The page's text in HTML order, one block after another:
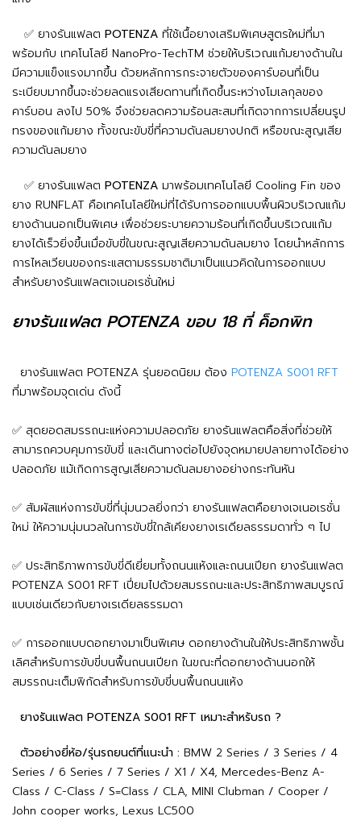
✅ ยางรันแฟลต POTENZA ที่ใช้เนื้อยางเสริมพิเศษสูตรใหม่ที่มา
พร้อมกับ เทคโนโลยี NanoPro-TechTM ช่วยให้บริเวณแก้มยางด้านใน
มีความแข็งแรงมากขึ้น ด้วยหลักการกระจายตัวของคาร์บอนที่เป็น
ระเบียบมากขึ้นจะช่วยลดแรงเสียดทานที่เกิดขึ้นระหว่างโมเลกุลของ
คาร์บอน ลงไป 50% จึงช่วยลดความร้อนสะสมที่เกิดจากการเปลี่ยนรูป
ทรงของแก้มยาง ทั้งขณะขับขี่ที่ความดันลมยางปกติ หรือขณะสูญเสีย
ความดันลมยาง
✅ ยางรันแฟลต POTENZA มาพร้อมเทคโนโลยี Cooling Fin ของ
ยาง RUNFLAT คือเทคโนโลยีใหม่ที่ได้รับการออกแบบพื้นผิวบริเวณแก้ม
ยางด้านนอกเป็นพิเศษ เพื่อช่วยระบายความร้อนที่เกิดขึ้นบริเวณแก้ม
ยางได้เร็วยิ่งขึ้นเมื่อขับขี่ในขณะสูญเสียความดันลมยาง โดยนำหลักการ
การไหลเวียนของกระแสตามธรรมชาติมาเป็นแนวคิดในการออกแบบ
สำหรับยางรันแฟลตเจเนอเรชั่นใหม่
ยางรันแฟลต POTENZA ขอบ 18 ที่ ค็อกพิท
ยางรันแฟลต POTENZA รุ่นยอดนิยม ต้อง POTENZA S001 RFT
ที่มาพร้อมจุดเด่น ดังนี้
✅ สุดยอดสมรรถนะแห่งความปลอดภัย ยางรันแฟลตคือสิ่งที่ช่วยให้
สามารถควบคุมการขับขี่ และเดินทางต่อไปยังจุดหมายปลายทางได้อย่าง
ปลอดภัย แม้เกิดการสูญเสียความดันลมยางอย่างกระทันหัน
✅ สัมผัสแห่งการขับขี่ที่นุ่มนวลยิ่งกว่า ยางรันแฟลตคือยางเจเนอเรชั่น
ใหม่ ให้ความนุ่มนวลในการขับขี่ใกล้เคียงยางเรเดียลธรรมดาทั่ว ๆ ไป
✅ ประสิทธิภาพการขับขี่ดีเยี่ยมทั้งถนนแห้งและถนนเปียก ยางรันแฟลต
POTENZA S001 RFT เปี่ยมไปด้วยสมรรถนะและประสิทธิภาพสมบูรณ์
แบบเช่นเดียวกับยางเรเดียลธรรมดา
✅ การออกแบบดอกยางมาเป็นพิเศษ ดอกยางด้านในให้ประสิทธิภาพชั้น
เลิศสำหรับการขับขี่บนพื้นถนนเปียก ในขณะที่ดอกยางด้านนอกให้
สมรรถนะเต็มพิกัดสำหรับการขับขี่บนพื้นถนนแห้ง
ยางรันแฟลต POTENZA S001 RFT เหมาะสำหรับรถ ?
ตัวอย่างยี่ห้อ/รุ่นรถยนต์ที่แนะนำ : BMW 2 Series / 3 Series / 4
Series / 6 Series / 7 Series / X1 / X4, Mercedes-Benz A-
Class / C-Class / S=Class / CLA, MINI Clubman / Cooper /
John cooper works, Lexus LC500